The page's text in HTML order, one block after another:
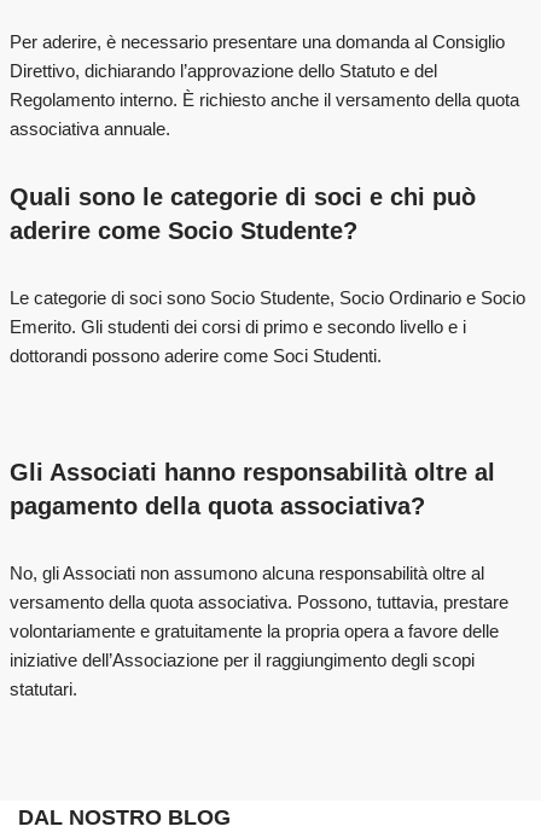
Per aderire, è necessario presentare una domanda al Consiglio
Direttivo, dichiarando l’approvazione dello Statuto e del
Regolamento interno. È richiesto anche il versamento della quota
associativa annuale.
Quali sono le categorie di soci e chi può
aderire come Socio Studente?
Le categorie di soci sono Socio Studente, Socio Ordinario e Socio
Emerito. Gli studenti dei corsi di primo e secondo livello e i
dottorandi possono aderire come Soci Studenti.
Gli Associati hanno responsabilità oltre al
pagamento della quota associativa?
No, gli Associati non assumono alcuna responsabilità oltre al
versamento della quota associativa. Possono, tuttavia, prestare
volontariamente e gratuitamente la propria opera a favore delle
iniziative dell’Associazione per il raggiungimento degli scopi
statutari.
DAL NOSTRO BLOG